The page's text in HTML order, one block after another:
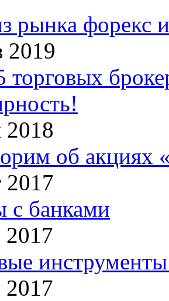
рынка форекс
2019
2018
об акциях
2017
с банками
2017
2017